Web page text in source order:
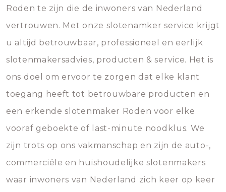
Roden te zijn die de inwoners van Nederland
vertrouwen. Met onze slotenamker service krijgt
u altijd betrouwbaar, professioneel en eerlijk
slotenmakersadvies, producten & service. Het is
ons doel om ervoor te zorgen dat elke klant
toegang heeft tot betrouwbare producten en
een erkende slotenmaker Roden voor elke
vooraf geboekte of last-minute noodklus. We
zijn trots op ons vakmanschap en zijn de auto-,
commerciële en huishoudelijke slotenmakers
waar inwoners van Nederland zich keer op keer